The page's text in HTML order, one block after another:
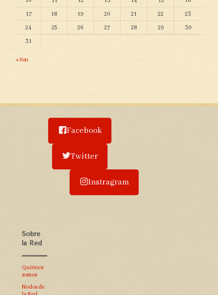
17
18 19 20 21 22
23
24
25 26 27 28 29
30
31
« Jun
Facebook
Twitter
Instragram
Sobre
la Red
Quiénes
somos
Nodos de